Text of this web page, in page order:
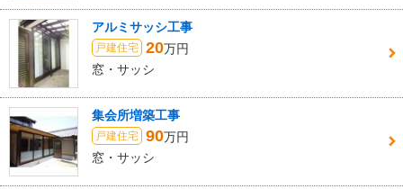
アルミサッシ工事
戸建住宅 20万円
窓・サッシ
集会所増築工事
戸建住宅 90万円
窓・サッシ